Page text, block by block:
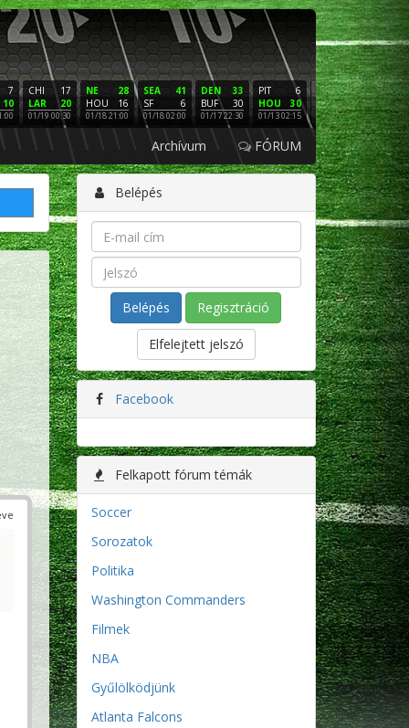
7
10
17
CHI
20
LAR
01/19 00:30
28
NE
16
HOU
01/18 21:00
41
SEA
6
SF
01/18 02:00
33
DEN
30
BUF
01/17 22:30
6
PIT
30
HOU
01/13 02:15
16
NE
3
LAC
01/12 02:00
PHI
SF
01/11
Archívum FÓRUM
Belépés
Regisztráció
Elfelejtett jelszó
Facebook
Felkapott fórum témák
Soccer
Sorozatok
Politika
Washington Commanders
Filmek
NBA
Gyűlölködjünk
Atlanta Falcons